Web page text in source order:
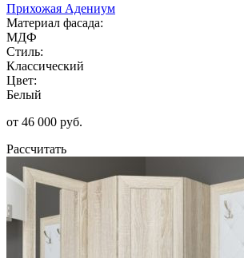
Прихожая Адениум
Материал фасада:
МДФ
Стиль:
Классический
Цвет:
Белый
от 46 000 руб.
Рассчитать